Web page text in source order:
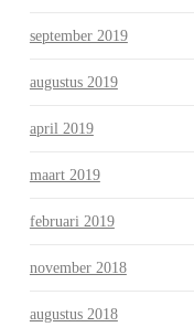
september 2019
augustus 2019
april 2019
maart 2019
februari 2019
november 2018
augustus 2018